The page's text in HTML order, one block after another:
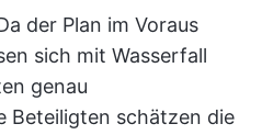
der Plan im Voraus
sich mit Wasserfall
genau
Beteiligten schätzen die